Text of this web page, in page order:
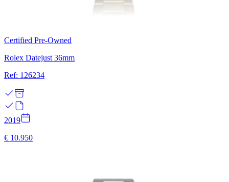
Certified Pre-Owned
Rolex Datejust 36mm
Ref: 126234
2019
€ 10.950